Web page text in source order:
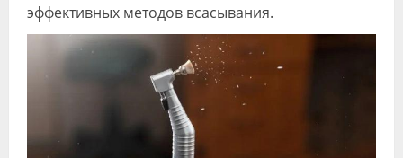
эффективных методов всасывания.